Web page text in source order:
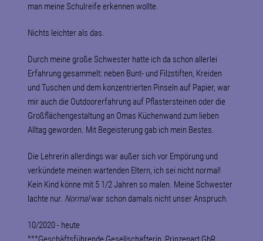
man meine Schulreife erkennen wollte.
Nichts leichter als das.
Durch meine große Schwester hatte ich da schon allerlei
Erfahrung gesammelt: neben Bunt- und Filzstiften, Kreiden
und Tuschen und dem konzentrierten Pinseln auf Papier, war
mir auch die Outdoorerfahrung auf Pflastersteinen oder die
Großflächengestaltung an Omas Küchenwand zum lieben
Alltag geworden. Mit Begeisterung gab ich mein Bestes.
Die Lehrerin allerdings war außer sich vor Empörung und
verkündete meinen wartenden Eltern, ich sei nicht normal!
Kein Kind könne mit 5 1/2 Jahren so malen. Meine Schwester
lachte nur. Normalwar schon damals nicht unser Anspruch.
10/2020 - heute